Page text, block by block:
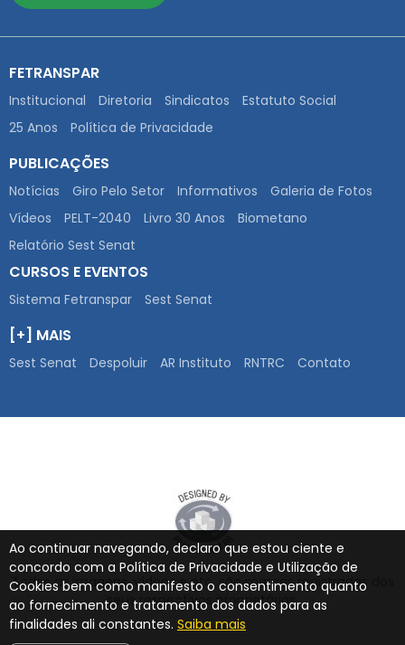
FETRANSPAR
Institucional Diretoria Sindicatos
Estatuto Social
25 Anos
Política de Privacidade
PUBLICAÇÕES
Notícias Giro Pelo Setor Informativos
Galeria de Fotos
Vídeos
PELT-2040 Livro 30 Anos
Biometano
Relatório Sest Senat
CURSOS E EVENTOS
Sistema Fetranspar Sest Senat
[+] MAIS
Sest Senat Despoluir AR Instituto RNTRC Contato
Todas as imagens, vídeos e etc. são marcas registradas dos
seus respectivos proprietários.
Ao continuar navegando, declaro que estou ciente e
concordo com a Política de Privacidade e Utilização de
Cookies bem como manifesto o consentimento quanto
ao fornecimento e tratamento dos dados para as
finalidades ali constantes. Saiba mais